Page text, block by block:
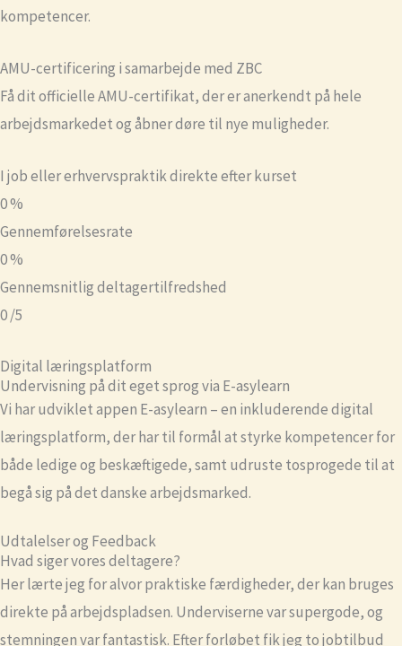
kompetencer.
AMU-certificering i samarbejde med ZBC
Få dit officielle AMU-certifikat, der er anerkendt på hele
arbejdsmarkedet og åbner døre til nye muligheder.
I job eller erhvervspraktik direkte efter kurset
0%
Gennemførelsesrate
0%
Gennemsnitlig deltagertilfredshed
0/5
Digital læringsplatform
Undervisning på dit eget sprog via E-asylearn
Vi har udviklet appen E-asylearn – en inkluderende digital
læringsplatform, der har til formål at styrke kompetencer for
både ledige og beskæftigede, samt udruste tosprogede til at
begå sig på det danske arbejdsmarked.
Udtalelser og Feedback
Hvad siger vores deltagere?
Her lærte jeg for alvor praktiske færdigheder, der kan bruges
direkte på arbejdspladsen. Underviserne var supergode, og
stemningen var fantastisk. Efter forløbet fik jeg to jobtilbud